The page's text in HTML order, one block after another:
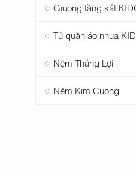
Giường tầng sắt
Tủ quần áo nhựa
Nệm Thắng Lợi
Nệm Kim Cương